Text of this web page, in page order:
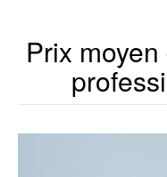
Prix